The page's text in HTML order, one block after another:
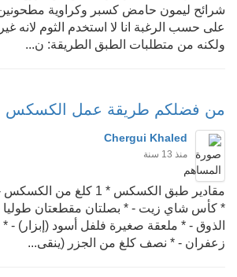
شرائح ليمون حامض كسبر وكراوية
على حسب الرغبة انا لا استخدم الثوم لانه
ولكنه من متطلبات الطبق الطريقة: ن...
من فضلكم طريقة عمل الكسكس
Chergui Khaled
منذ 13 سنة
* كأس شاي زيت - * بصلتان مقطعتان
الذوق - * ملعقة صغيرة فلفل أسود (إبزار) -
زعفران - * نصف كلغ من الجزر (ينقى...